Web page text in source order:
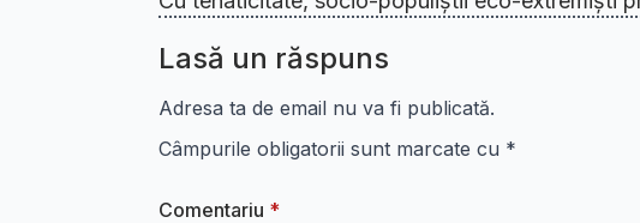
Lasă un răspuns
Adresa ta de email nu va fi publicată.
Câmpurile obligatorii sunt marcate cu *
Comentariu *